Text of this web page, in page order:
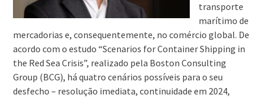
transporte
marítimo de
mercadorias e, consequentemente, no comércio global. De
acordo com o estudo “Scenarios for Container Shipping in
the Red Sea Crisis”, realizado pela Boston Consulting
Group (BCG), há quatro cenários possíveis para o seu
desfecho – resolução imediata, continuidade em 2024,